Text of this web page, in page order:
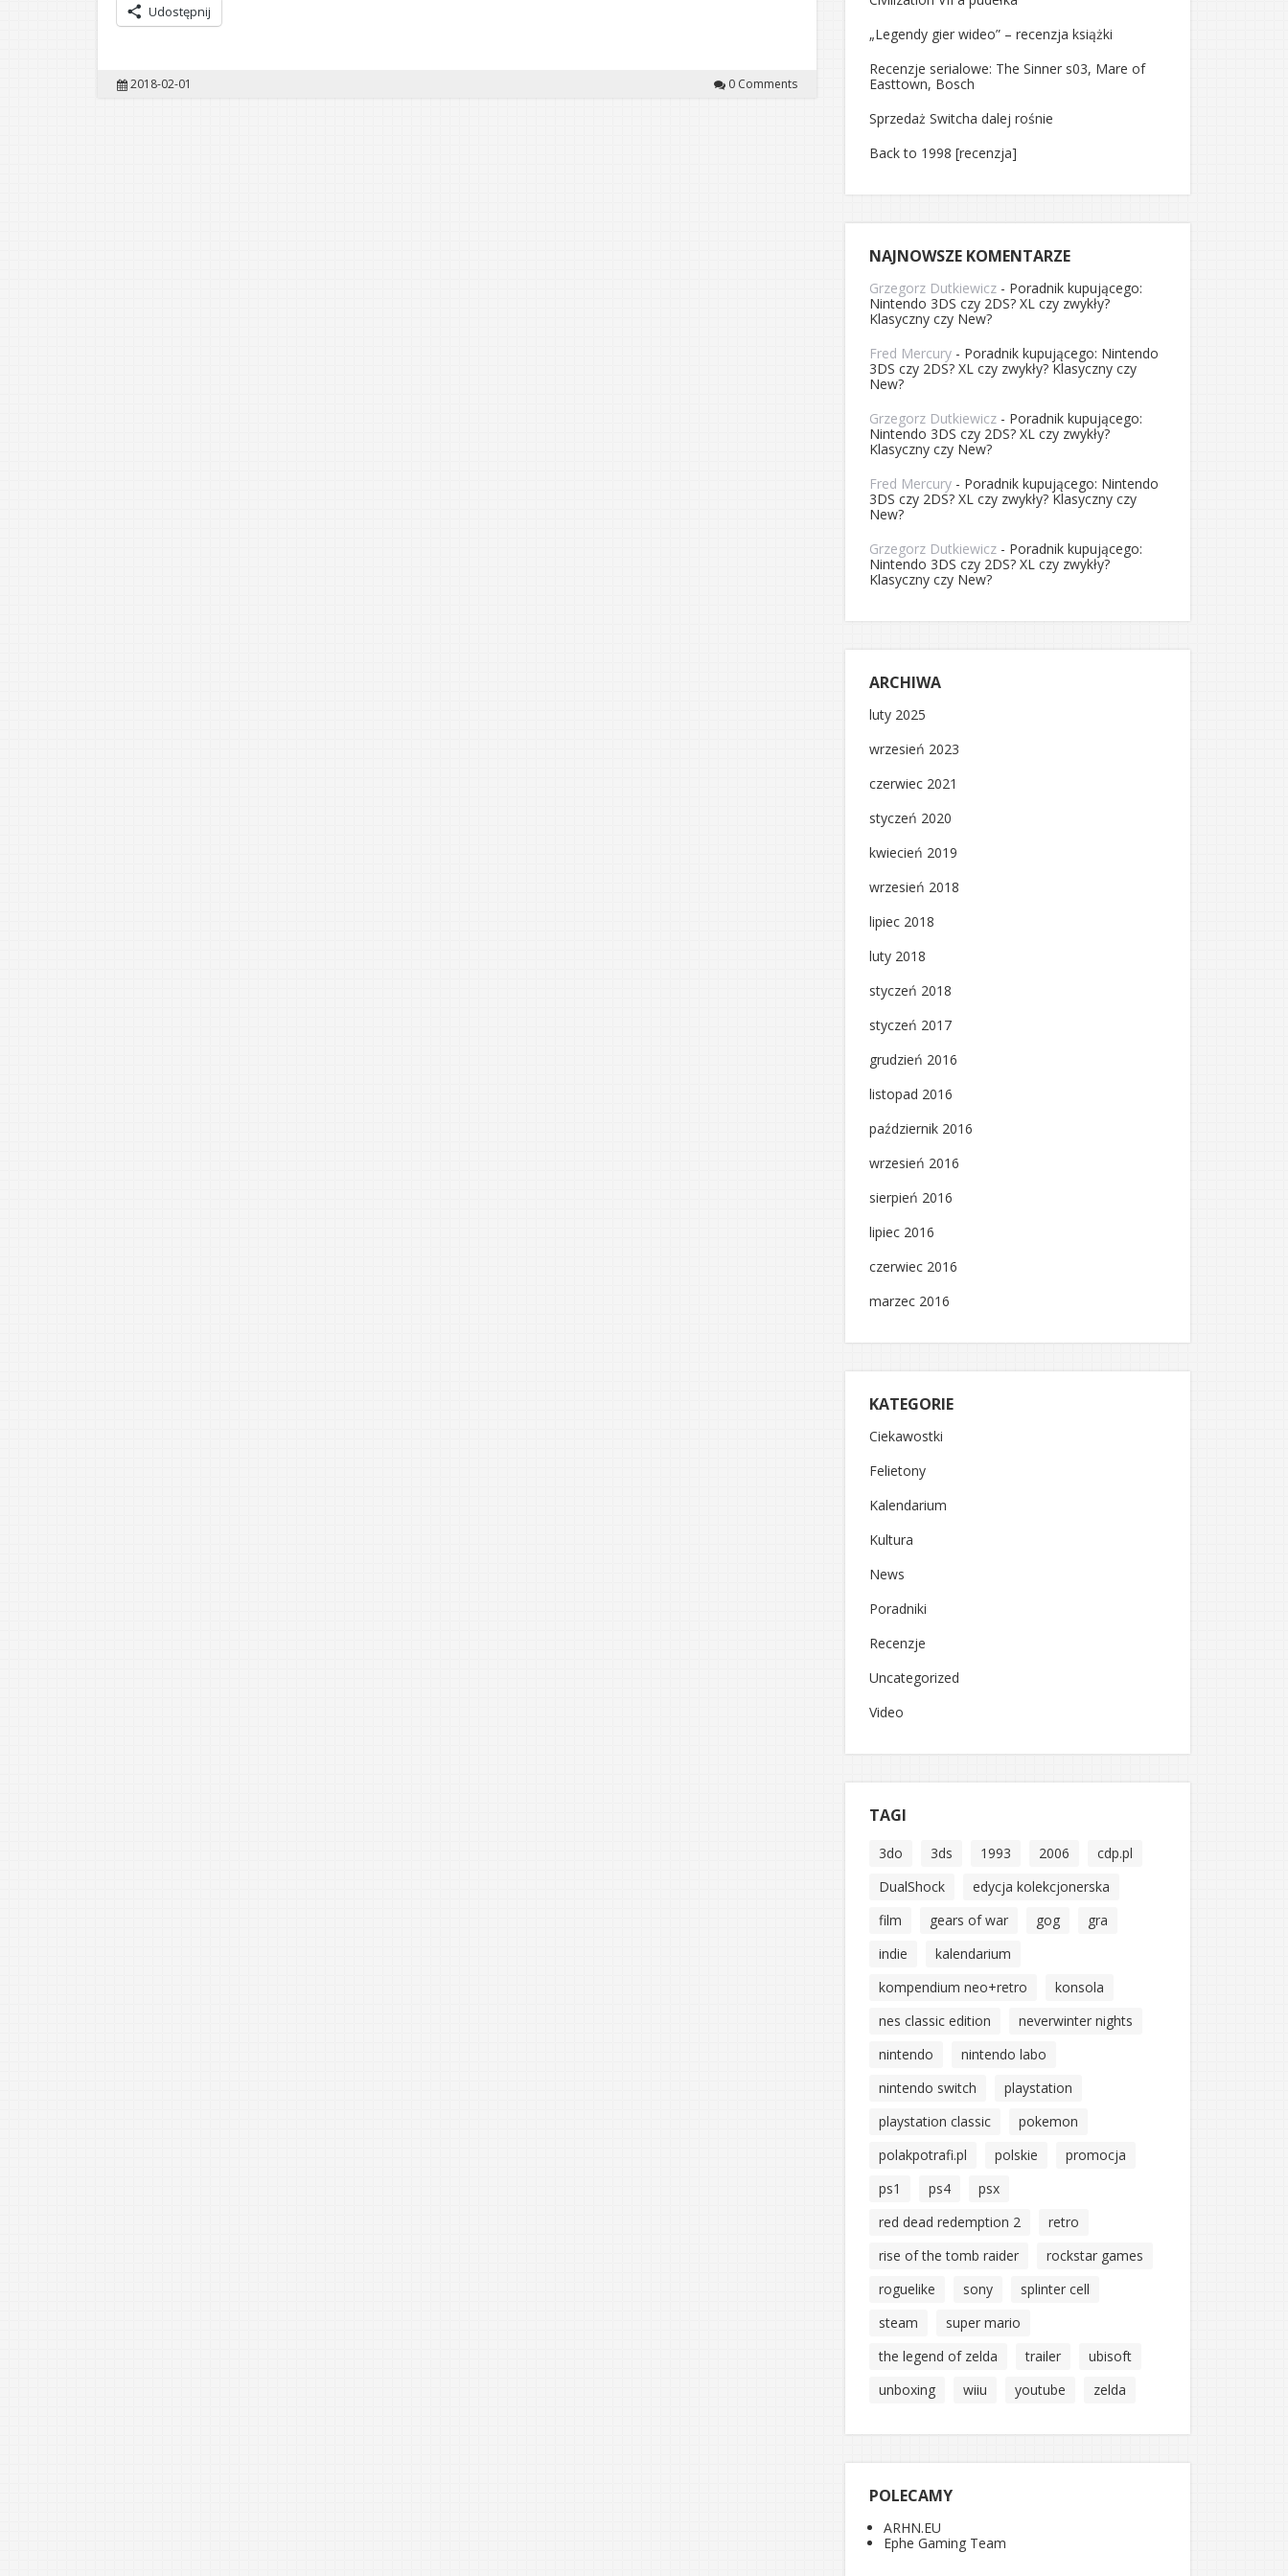
Udostępnij
2018-02-01 0 Comments
„Legendy gier wideo” – recenzja książki
Recenzje serialowe: The Sinner s03, Mare of
Easttown, Bosch
Sprzedaż Switcha dalej rośnie
Back to 1998 [recenzja]
NAJNOWSZE KOMENTARZE
Grzegorz Dutkiewicz - Poradnik kupującego:
Nintendo 3DS czy 2DS? XL czy zwykły?
Klasyczny czy New?
Fred Mercury - Poradnik kupującego: Nintendo
3DS czy 2DS? XL czy zwykły? Klasyczny czy
New?
Grzegorz Dutkiewicz - Poradnik kupującego:
Nintendo 3DS czy 2DS? XL czy zwykły?
Klasyczny czy New?
Fred Mercury - Poradnik kupującego: Nintendo
3DS czy 2DS? XL czy zwykły? Klasyczny czy
New?
Grzegorz Dutkiewicz - Poradnik kupującego:
Nintendo 3DS czy 2DS? XL czy zwykły?
Klasyczny czy New?
ARCHIWA
luty 2025
wrzesień 2023
czerwiec 2021
styczeń 2020
kwiecień 2019
wrzesień 2018
lipiec 2018
luty 2018
styczeń 2018
styczeń 2017
grudzień 2016
listopad 2016
październik 2016
wrzesień 2016
sierpień 2016
lipiec 2016
czerwiec 2016
marzec 2016
KATEGORIE
Ciekawostki
Felietony
Kalendarium
Kultura
News
Poradniki
Recenzje
Uncategorized
Video
TAGI
3do 3ds 1993 2006
cdp.pl
DualShock
edycja kolekcjonerska
film
gears of war gog
gra
indie
kalendarium
kompendium neo+retro
konsola
nes classic edition
neverwinter nights
nintendo
nintendo labo
nintendo switch
playstation
playstation classic
pokemon
polakpotrafi.pl
polskie
promocja
ps1
ps4
psx
red dead redemption 2
retro
rise of the tomb raider
rockstar games
roguelike
sony
splinter cell
steam
super mario
the legend of zelda
trailer
ubisoft
unboxing
wiiu youtube zelda
POLECAMY
ARHN.EU
Ephe Gaming Team